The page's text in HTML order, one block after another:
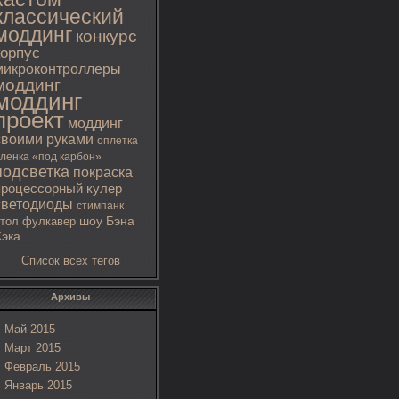
конкурс
моддинг
руками оплетка
«под карбон»
покраска
кулер
стимпанк
фулкавер шоу Бэна
Список всех тегов
Архивы
Май 2015
Март 2015
Февраль 2015
Январь 2015